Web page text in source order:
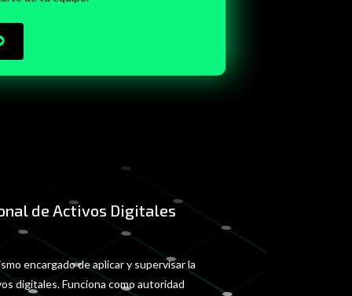
de Activos Digitales
encargado de aplicar y supervisar la
digitales. Funciona como autoridad